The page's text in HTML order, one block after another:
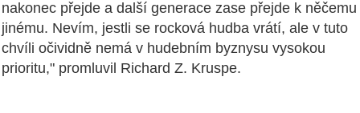
nakonec přejde a další generace zase přejde k něčemu
jinému. Nevím, jestli se rocková hudba vrátí, ale v tuto
chvíli očividně nemá v hudebním byznysu vysokou
prioritu," promluvil Richard Z. Kruspe.